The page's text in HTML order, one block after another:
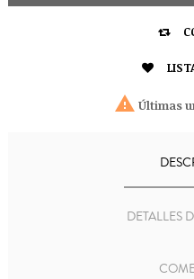


 Últimas
DETALLES